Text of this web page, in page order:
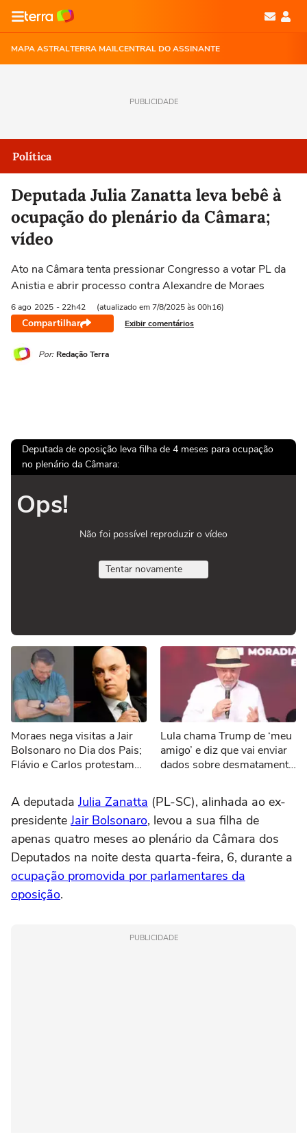
MAPA ASTRALTERRA MAILCENTRAL DO ASSINANTE
PUBLICIDADE
Política
Deputada Julia Zanatta leva bebê à
ocupação do plenário da Câmara;
vídeo
Ato na Câmara tenta pressionar Congresso a votar PL da
Anistia e abrir processo contra Alexandre de Moraes
6 ago 2025 - 22h42 (atualizado em 7/8/2025 às 00h16)
Compartilhar Exibir comentários
Por: Redação Terra
Deputada de oposição leva filha de 4 meses para ocupação
no plenário da Câmara:
Ops!
Não foi possível reproduzir o vídeo
Tentar novamente
Moraes nega visitas a Jair
Bolsonaro no Dia dos Pais;
Flávio e Carlos protestam
Lula chama Trump de ‘meu
amigo’ e diz que vai enviar
dados sobre desmatamento
A deputada Julia Zanatta (PL-SC), alinhada ao ex-
presidente Jair Bolsonaro, levou a sua filha de
apenas quatro meses ao plenário da Câmara dos
Deputados na noite desta quarta-feira, 6, durante a
ocupação promovida por parlamentares da
oposição.
PUBLICIDADE